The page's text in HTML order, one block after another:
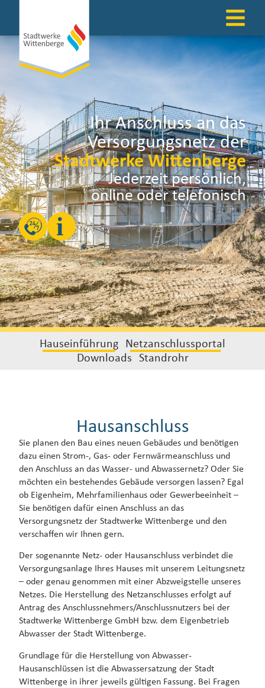
Ihr Anschluss an das
Versorgungsnetz der
Stadtwerke Wittenberge
Jederzeit persönlich,
online oder telefonisch
i
Hauseinführung
Netzanschlussportal
Downloads
Standrohr
Hausanschluss
Sie planen den Bau eines neuen Gebäudes und benötigen
dazu einen Strom-, Gas- oder Fernwärmeanschluss und
den Anschluss an das Wasser- und Abwassernetz? Oder Sie
möchten ein bestehendes Gebäude versorgen lassen? Egal
ob Eigenheim, Mehrfamilienhaus oder Gewerbeeinheit –
Sie benötigen dafür einen Anschluss an das
Versorgungsnetz der Stadtwerke Wittenberge und den
verschaffen wir Ihnen gern.
Der sogenannte Netz- oder Hausanschluss verbindet die
Versorgungsanlage Ihres Hauses mit unserem Leitungsnetz
– oder genau genommen mit einer Abzweigstelle unseres
Netzes. Die Herstellung des Netzanschlusses erfolgt auf
Antrag des Anschlussnehmers/Anschlussnutzers bei der
Stadtwerke Wittenberge GmbH bzw. dem Eigenbetrieb
Abwasser der Stadt Wittenberge.
Grundlage für die Herstellung von Abwasser-
Hausanschlüssen ist die Abwassersatzung der Stadt
Wittenberge in ihrer jeweils gültigen Fassung. Bei Fragen